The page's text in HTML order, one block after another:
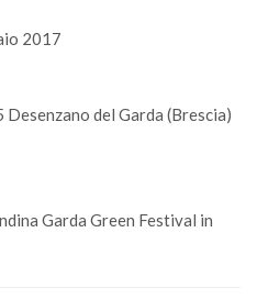
2017
del Garda (Brescia)
Garda Green Festival in